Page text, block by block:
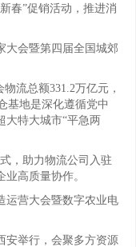
”促销活动，推进消
会暨第四届全国城郊
流总额331.2万亿元，
基地是深化遵循党中
大特大城市“平急两
，助力物流公司入驻
高质量协作。
营大会暨数字农业电
举行，会聚多方资源